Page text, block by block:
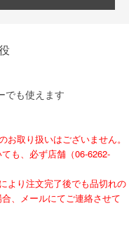
でも使えます
取り扱いはございません。
も、必ず店舗（06-6262-
より注文完了後でも品切れの
、メールにてご連絡させて